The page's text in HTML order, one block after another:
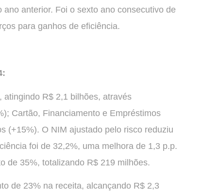
anterior. Foi o sexto ano consecutivo de
para ganhos de eficiência.
atingindo R$ 2,1 bilhões, através
Cartão, Financiamento e Empréstimos
(+15%). O NIM ajustado pelo risco reduziu
foi de 32,2%, uma melhora de 1,3 p.p.
de 35%, totalizando R$ 219 milhões.
de 23% na receita, alcançando R$ 2,3